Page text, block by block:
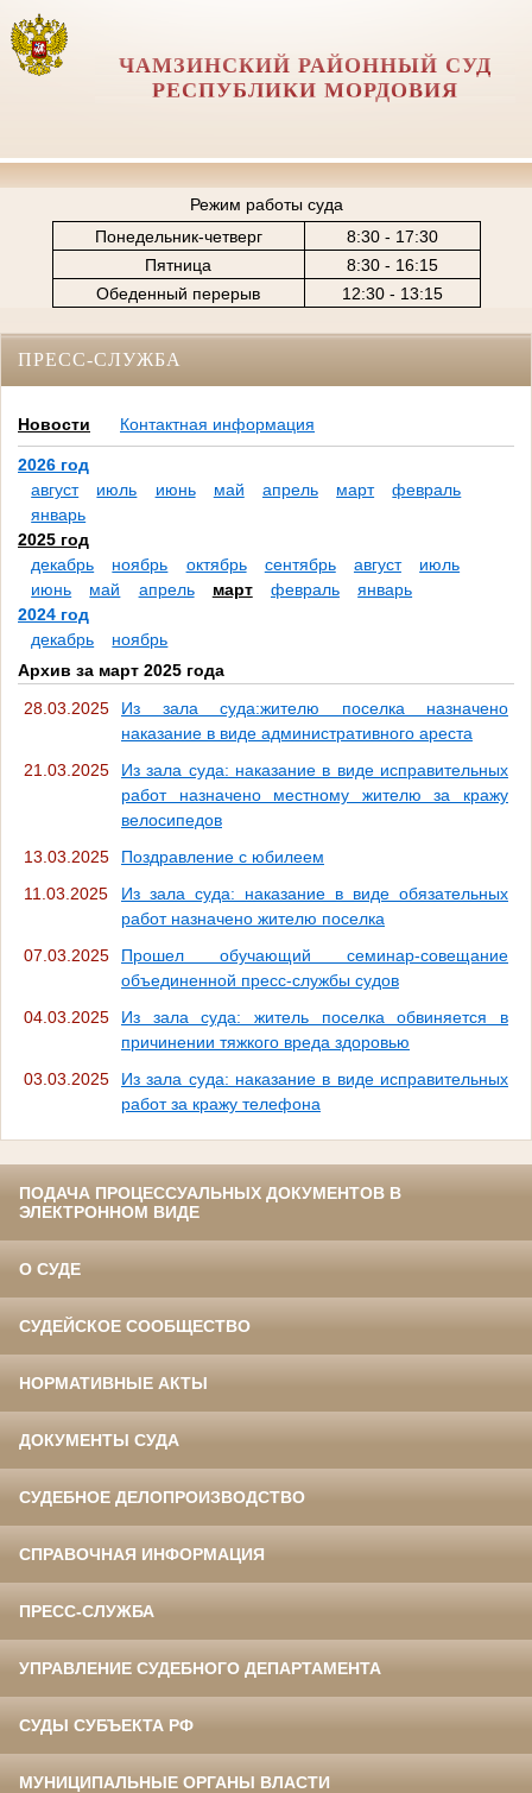
ЧАМЗИНСКИЙ РАЙОННЫЙ СУД
РЕСПУБЛИКИ МОРДОВИЯ
Режим работы суда
Понедельник-четверг
8:30 - 17:30
Пятница
8:30 - 16:15
Обеденный перерыв
12:30 - 13:15
ПРЕСС-СЛУЖБА
Новости Контактная информация
2026 год
август
июль июнь май апрель март
февраль
январь
2025 год
декабрь
ноябрь октябрь сентябрь август
июль
июнь
май апрель март февраль
январь
2024 год
декабрь
ноябрь
Архив за март 2025 года
28.03.2025
Из зала суда:жителю поселка назначено
наказание в виде административного ареста
21.03.2025
Из зала суда: наказание в виде исправительных
работ назначено местному жителю за кражу
велосипедов
13.03.2025
Поздравление с юбилеем
11.03.2025
Из зала суда: наказание в виде обязательных
работ назначено жителю поселка
07.03.2025
Прошел обучающий семинар-совещание
объединенной пресс-службы судов
04.03.2025
Из зала суда: житель поселка обвиняется в
причинении тяжкого вреда здоровью
03.03.2025
Из зала суда: наказание в виде исправительных
работ за кражу телефона
ПОДАЧА ПРОЦЕССУАЛЬНЫХ ДОКУМЕНТОВ В
ЭЛЕКТРОННОМ ВИДЕ
О СУДЕ
СУДЕЙСКОЕ СООБЩЕСТВО
НОРМАТИВНЫЕ АКТЫ
ДОКУМЕНТЫ СУДА
СУДЕБНОЕ ДЕЛОПРОИЗВОДСТВО
СПРАВОЧНАЯ ИНФОРМАЦИЯ
ПРЕСС-СЛУЖБА
УПРАВЛЕНИЕ СУДЕБНОГО ДЕПАРТАМЕНТА
СУДЫ СУБЪЕКТА РФ
МУНИЦИПАЛЬНЫЕ ОРГАНЫ ВЛАСТИ